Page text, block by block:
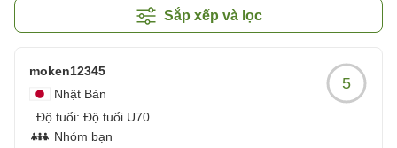
Sắp xếp và lọc
moken12345
Nhật Bản
Độ tuổi: Độ tuổi U70
Nhóm bạn
5